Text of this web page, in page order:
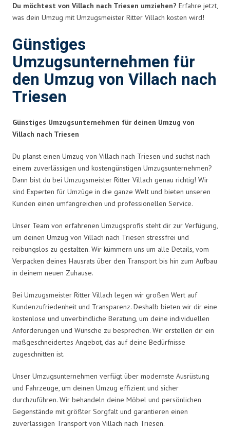
Du möchtest von Villach nach Triesen umziehen? Erfahre jetzt,
was dein Umzug mit Umzugsmeister Ritter Villach kosten wird!
Günstiges
Umzugsunternehmen für
den Umzug von Villach nach
Triesen
Günstiges Umzugsunternehmen für deinen Umzug von
Villach nach Triesen
Du planst einen Umzug von Villach nach Triesen und suchst nach
einem zuverlässigen und kostengünstigen Umzugsunternehmen?
Dann bist du bei Umzugsmeister Ritter Villach genau richtig! Wir
sind Experten für Umzüge in die ganze Welt und bieten unseren
Kunden einen umfangreichen und professionellen Service.
Unser Team von erfahrenen Umzugsprofis steht dir zur Verfügung,
um deinen Umzug von Villach nach Triesen stressfrei und
reibungslos zu gestalten. Wir kümmern uns um alle Details, vom
Verpacken deines Hausrats über den Transport bis hin zum Aufbau
in deinem neuen Zuhause.
Bei Umzugsmeister Ritter Villach legen wir großen Wert auf
Kundenzufriedenheit und Transparenz. Deshalb bieten wir dir eine
kostenlose und unverbindliche Beratung, um deine individuellen
Anforderungen und Wünsche zu besprechen. Wir erstellen dir ein
maßgeschneidertes Angebot, das auf deine Bedürfnisse
zugeschnitten ist.
Unser Umzugsunternehmen verfügt über modernste Ausrüstung
und Fahrzeuge, um deinen Umzug effizient und sicher
durchzuführen. Wir behandeln deine Möbel und persönlichen
Gegenstände mit größter Sorgfalt und garantieren einen
zuverlässigen Transport von Villach nach Triesen.